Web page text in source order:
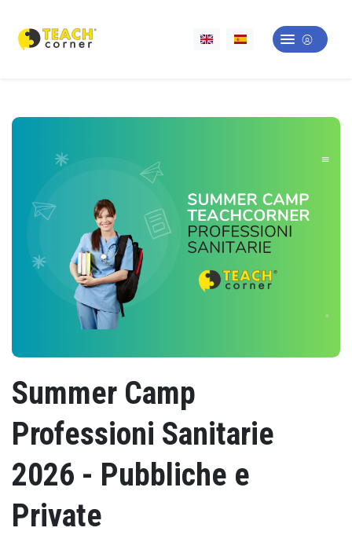
Summer Camp
Professioni Sanitarie
2026 - Pubbliche e
Private